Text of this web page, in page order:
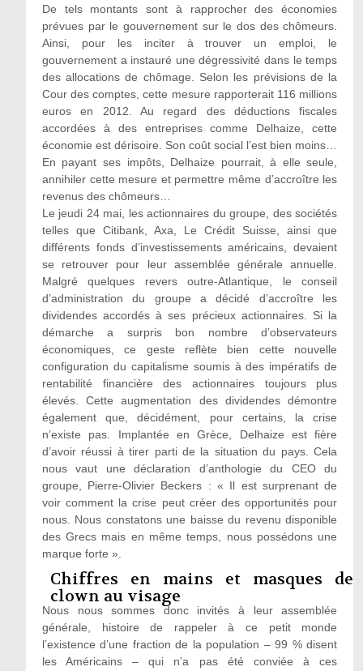
De tels montants sont à rapprocher des économies
prévues par le gouvernement sur le dos des chômeurs.
Ainsi, pour les inciter à trouver un emploi, le
gouvernement a instauré une dégressivité dans le temps
des allocations de chômage. Selon les prévisions de la
Cour des comptes, cette mesure rapporterait 116 millions
euros en 2012. Au regard des déductions fiscales
accordées à des entreprises comme Delhaize, cette
économie est dérisoire. Son coût social l’est bien moins…
En payant ses impôts, Delhaize pourrait, à elle seule,
annihiler cette mesure et permettre même d’accroître les
revenus des chômeurs…
Le jeudi 24 mai, les actionnaires du groupe, des sociétés
telles que Citibank, Axa, Le Crédit Suisse, ainsi que
différents fonds d’investissements américains, devaient
se retrouver pour leur assemblée générale annuelle.
Malgré quelques revers outre-Atlantique, le conseil
d’administration du groupe a décidé d’accroître les
dividendes accordés à ses précieux actionnaires. Si la
démarche a surpris bon nombre d’observateurs
économiques, ce geste reflète bien cette nouvelle
configuration du capitalisme soumis à des impératifs de
rentabilité financière des actionnaires toujours plus
élevés. Cette augmentation des dividendes démontre
également que, décidément, pour certains, la crise
n’existe pas. Implantée en Grèce, Delhaize est fière
d’avoir réussi à tirer parti de la situation du pays. Cela
nous vaut une déclaration d’anthologie du CEO du
groupe, Pierre-Olivier Beckers : « Il est surprenant de
voir comment la crise peut créer des opportunités pour
nous. Nous constatons une baisse du revenu disponible
des Grecs mais en même temps, nous possédons une
marque forte ».
Chiffres en mains et masques de
clown au visage
Nous nous sommes donc invités à leur assemblée
générale, histoire de rappeler à ce petit monde
l’existence d’une fraction de la population – 99 % disent
les Américains – qui n’a pas été conviée à ces